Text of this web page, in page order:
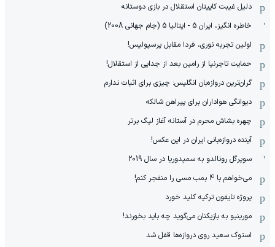
دلیل غیبت کاپیتان استقلال در بازی دوستانه
خاطره انگیز، ایران 5 - ایتالیا 5 (جام جهانی 2008)
اولین تجربه نوری، فردا مقابل پرسپولیس!
حمایت تاجرنیا از رامین بعد از جدایی از استقلال!
گران‌ترین دروازه‌بان انگلیس: چیزی برای اثبات ندارم
دیوانگی هواداران برای پیراهن شالکه
چهره بشاش محرم در آستانه آغاز لیگ برتر
آینده دروازه‌بانی ایران در این عکس!
سوپرگل رونالدو به سمپدوریا در سال 2019
می‌خواهم با 4 بمب مسی را منفجر کنم!
پروژه تایفون ترکیه کلید خورد
مورینیو به بازیکنان می‌گوید چه باید بخورند!
استوک سعید روی دروازه‌ها قفل شد